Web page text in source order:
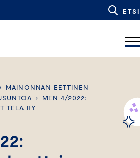
ETSI
›
MAINONNAN EETTINEN
›
MEN 4/2022:
TELA RY